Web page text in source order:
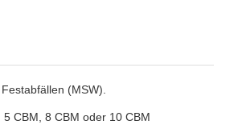
(MSW).
CBM, 8 CBM oder 10 CBM